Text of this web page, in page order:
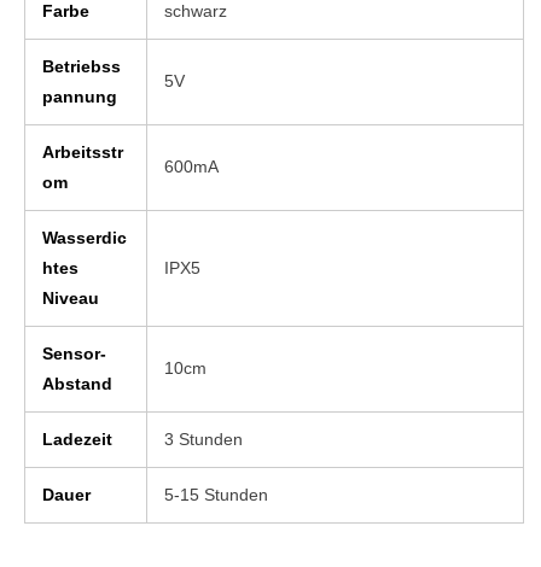
Farbe schwarz
Betriebss
pannung
5V
Arbeitsstr
om
600mA
Wasserdic
htes
Niveau
IPX5
Sensor-
Abstand
10cm
Ladezeit 3 Stunden
Dauer 5-15 Stunden